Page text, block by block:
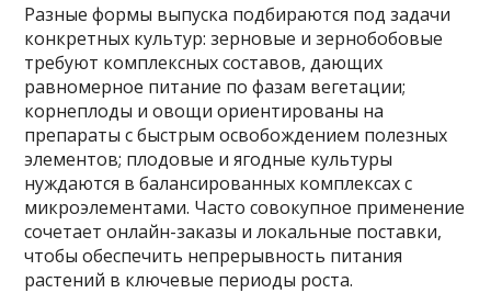
Разные формы выпуска подбираются под задачи
конкретных культур: зерновые и зернобобовые
требуют комплексных составов, дающих
равномерное питание по фазам вегетации;
корнеплоды и овощи ориентированы на
препараты с быстрым освобождением полезных
элементов; плодовые и ягодные культуры
нуждаются в балансированных комплексах с
микроэлементами. Часто совокупное применение
сочетает онлайн-заказы и локальные поставки,
чтобы обеспечить непрерывность питания
растений в ключевые периоды роста.